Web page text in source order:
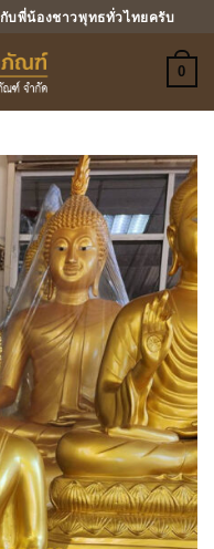
พี่น้องชาวพุทธทั่วไทยครับ
0